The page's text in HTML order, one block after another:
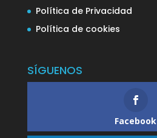
Política de Privacidad
Política de cookies
SÍGUENOS
Facebook